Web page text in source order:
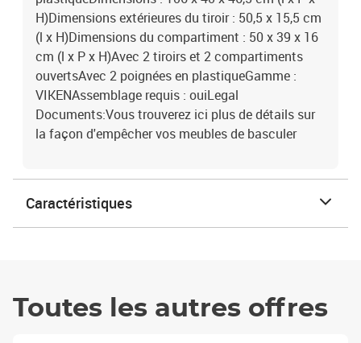
H)Dimensions extérieures du tiroir : 50,5 x 15,5 cm
(l x H)Dimensions du compartiment : 50 x 39 x 16
cm (l x P x H)Avec 2 tiroirs et 2 compartiments
ouvertsAvec 2 poignées en plastiqueGamme :
VIKENAssemblage requis : ouiLegal
Documents:Vous trouverez ici plus de détails sur
la façon d'empêcher vos meubles de basculer
Caractéristiques
Toutes les autres offres